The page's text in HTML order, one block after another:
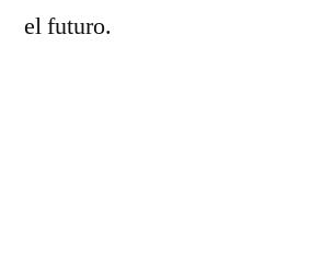
el futuro.